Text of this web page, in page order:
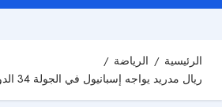
الرئيسية
الرياضة
ريال مدريد يواجه إسبانيول في الجولة 34 الدوري الإسباني